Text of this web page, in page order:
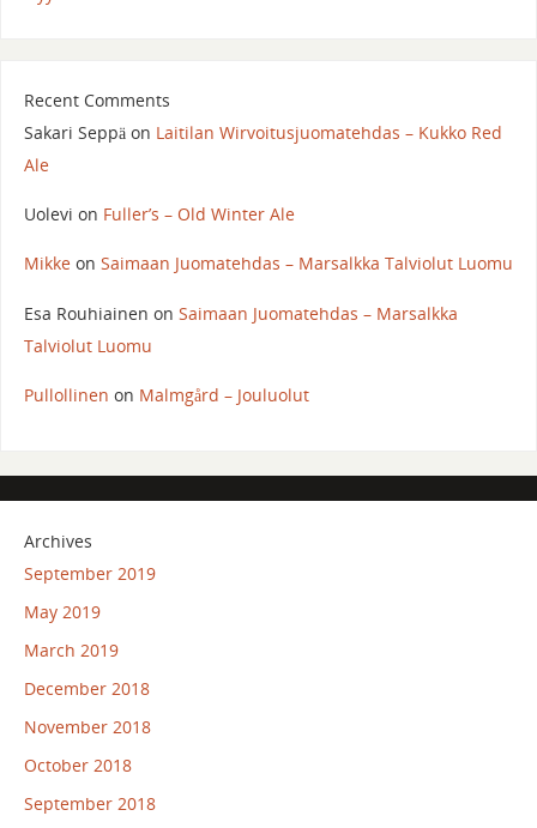
Recent Comments
Sakari Seppäon Laitilan Wirvoitusjuomatehdas – Kukko Red
Ale
Uolevi on Fuller’s – Old Winter Ale
Mikkeon Saimaan Juomatehdas – Marsalkka Talviolut Luomu
Esa Rouhiainen on Saimaan Juomatehdas – Marsalkka
Talviolut Luomu
Pullollinen on Malmgård – Jouluolut
Archives
September 2019
May 2019
March 2019
December 2018
November 2018
October 2018
September 2018